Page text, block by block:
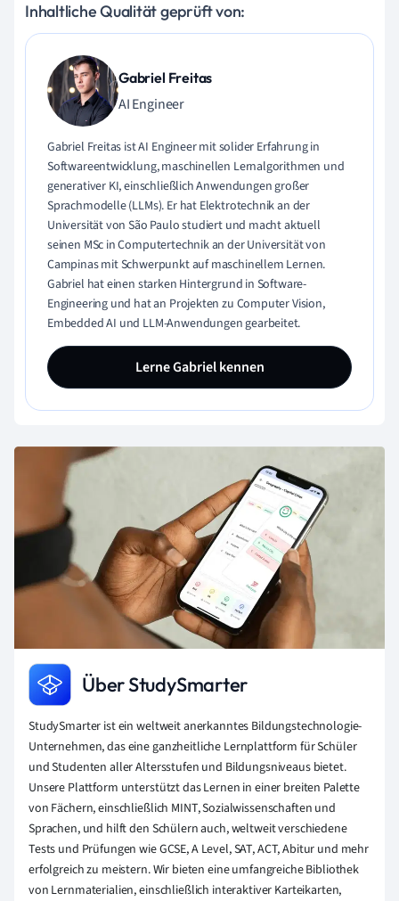
Inhaltliche Qualität geprüft von:
Gabriel Freitas
AI Engineer
Gabriel Freitas ist AI Engineer mit solider Erfahrung in
Softwareentwicklung, maschinellen Lernalgorithmen und
generativer KI, einschließlich Anwendungen großer
Sprachmodelle (LLMs). Er hat Elektrotechnik an der
Universität von São Paulo studiert und macht aktuell
seinen MSc in Computertechnik an der Universität von
Campinas mit Schwerpunkt auf maschinellem Lernen.
Gabriel hat einen starken Hintergrund in Software-
Engineering und hat an Projekten zu Computer Vision,
Embedded AI und LLM-Anwendungen gearbeitet.
Lerne Gabriel kennen
Über StudySmarter
StudySmarter ist ein weltweit anerkanntes Bildungstechnologie-
Unternehmen, das eine ganzheitliche Lernplattform für Schüler
und Studenten aller Altersstufen und Bildungsniveaus bietet.
Unsere Plattform unterstützt das Lernen in einer breiten Palette
von Fächern, einschließlich MINT, Sozialwissenschaften und
Sprachen, und hilft den Schülern auch, weltweit verschiedene
Tests und Prüfungen wie GCSE, A Level, SAT, ACT, Abitur und mehr
erfolgreich zu meistern. Wir bieten eine umfangreiche Bibliothek
von Lernmaterialien, einschließlich interaktiver Karteikarten,